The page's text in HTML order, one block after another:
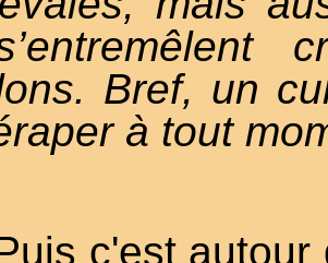
Bref, un
à tout
c'est